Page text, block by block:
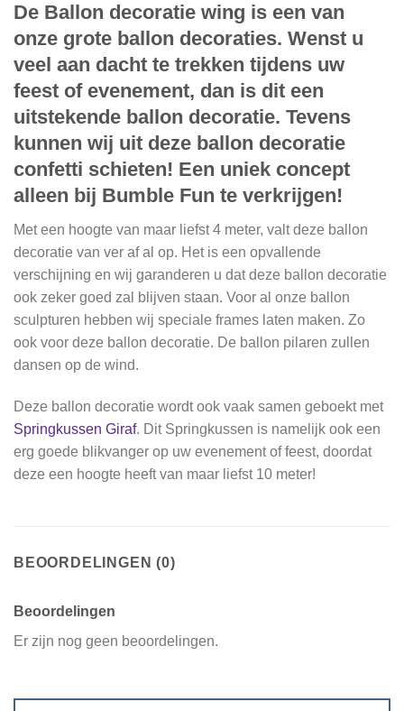
De Ballon decoratie wing is een van
onze grote ballon decoraties. Wenst u
veel aan dacht te trekken tijdens uw
feest of evenement, dan is dit een
uitstekende ballon decoratie. Tevens
kunnen wij uit deze ballon decoratie
confetti schieten! Een uniek concept
alleen bij Bumble Fun te verkrijgen!
Met een hoogte van maar liefst 4 meter, valt deze ballon
decoratie van ver af al op. Het is een opvallende
verschijning en wij garanderen u dat deze ballon decoratie
ook zeker goed zal blijven staan. Voor al onze ballon
sculpturen hebben wij speciale frames laten maken. Zo
ook voor deze ballon decoratie. De ballon pilaren zullen
dansen op de wind.
Deze ballon decoratie wordt ook vaak samen geboekt met
Springkussen Giraf. Dit Springkussen is namelijk ook een
erg goede blikvanger op uw evenement of feest, doordat
deze een hoogte heeft van maar liefst 10 meter!
BEOORDELINGEN (0)
Beoordelingen
Er zijn nog geen beoordelingen.